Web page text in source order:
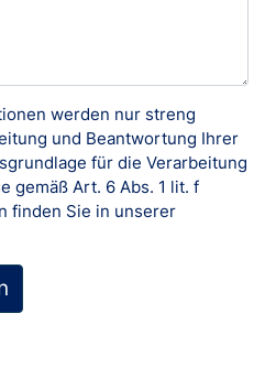
werden nur streng
und Beantwortung Ihrer
für die Verarbeitung
gemäß Art. 6 Abs. 1 lit. f
finden Sie in unserer